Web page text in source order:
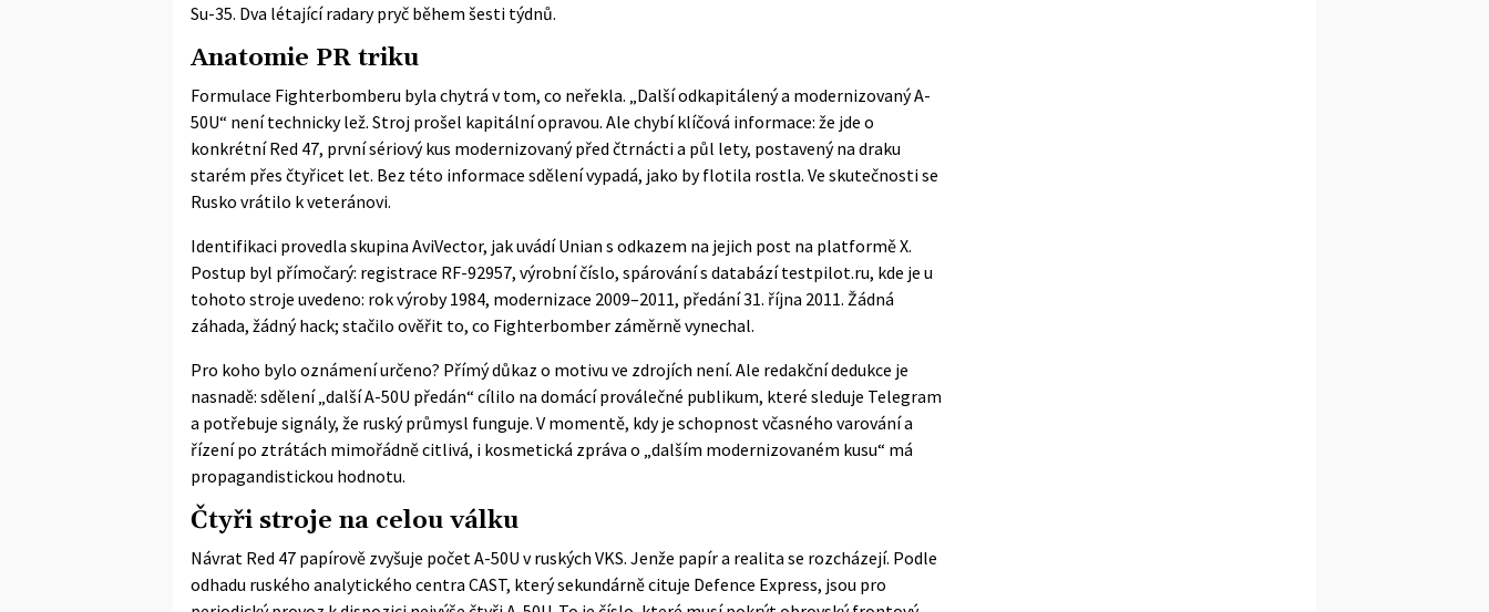
Su-35. Dva létající radary pryč během šesti týdnů.
Anatomie PR triku
Formulace Fighterbomberu byla chytrá v tom, co neřekla. „Další odkapitálený a modernizovaný A-
50U“ není technicky lež. Stroj prošel kapitální opravou. Ale chybí klíčová informace: že jde o
konkrétní Red 47, první sériový kus modernizovaný před čtrnácti a půl lety, postavený na draku
starém přes čtyřicet let. Bez této informace sdělení vypadá, jako by flotila rostla. Ve skutečnosti se
Rusko vrátilo k veteránovi.
Identifikaci provedla skupina AviVector, jak uvádíUnian s odkazem na jejich post na platformě X.
Postup byl přímočarý: registrace RF-92957, výrobní číslo, spárování s databázítestpilot.ru, kde je u
tohoto stroje uvedeno: rok výroby 1984, modernizace 2009–2011, předání 31. října 2011. Žádná
záhada, žádný hack; stačilo ověřit to, co Fighterbomber záměrně vynechal.
Pro koho bylo oznámení určeno? Přímý důkaz o motivu ve zdrojích není. Ale redakční dedukce je
nasnadě: sdělení „další A-50U předán“ cílilo na domácí proválečné publikum, které sleduje Telegram
a potřebuje signály, že ruský průmysl funguje. V momentě, kdy je schopnost včasného varování a
řízení po ztrátách mimořádně citlivá, i kosmetická zpráva o „dalším modernizovaném kusu“ má
propagandistickou hodnotu.
Čtyři stroje na celou válku
Návrat Red 47 papírově zvyšuje počet A-50U v ruských VKS. Jenže papír a realita se rozcházejí. Podle
odhadu ruského analytického centra CAST, který sekundárně cituje Defence Express, jsou pro